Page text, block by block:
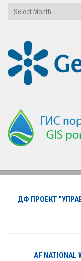
ДФ ПРОЕКТ
AF NATIONAL